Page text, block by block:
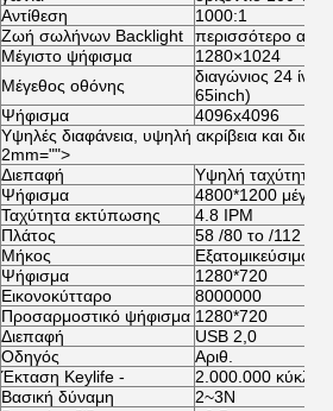
Αντίθεση
1000:1
Ζωή σωλήνων Backlight
περισσότερο
Μέγιστο ψήφισμα
1280×1024
Μέγεθος οθόνης
διαγώνιος 24
65inch)
Ψήφισμα
4096x4096
Υψηλές διαφάνεια, υψηλή ακρίβεια και
2mm="">
Διεπαφή
Υψηλή ταχύτητα
Ψήφισμα
4800*1200
Ταχύτητα εκτύπωσης
4.8 IPM
Πλάτος
58 /80 το /112 χιλ.
Μήκος
Εξατομικεύσιμος
Ψήφισμα
1280*720
Εικονοκύτταρο
8000000
Προσαρμοστικό ψήφισμα 1280*720
Διεπαφή
USB 2,0
Οδηγός
Αριθ.
Έκταση Keylife ‐
2.000.000 κύκλοι
Βασική δύναμη
2~3N